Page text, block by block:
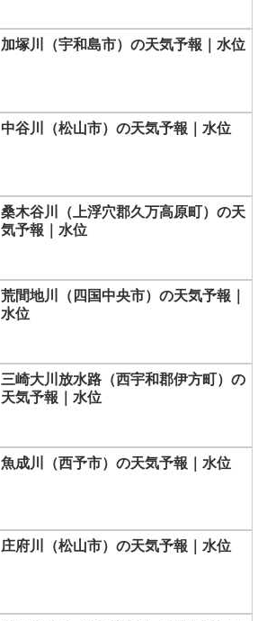
加塚川（宇和島市）の天気予報｜水位
中谷川（松山市）の天気予報｜水位
桑木谷川（上浮穴郡久万高原町）の天
気予報｜水位
荒間地川（四国中央市）の天気予報｜
水位
三崎大川放水路（西宇和郡伊方町）の
天気予報｜水位
魚成川（西予市）の天気予報｜水位
庄府川（松山市）の天気予報｜水位